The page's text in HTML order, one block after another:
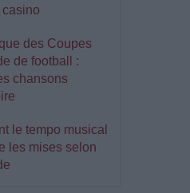
des Coupes
de football :
chansons
le tempo musical
les mises selon